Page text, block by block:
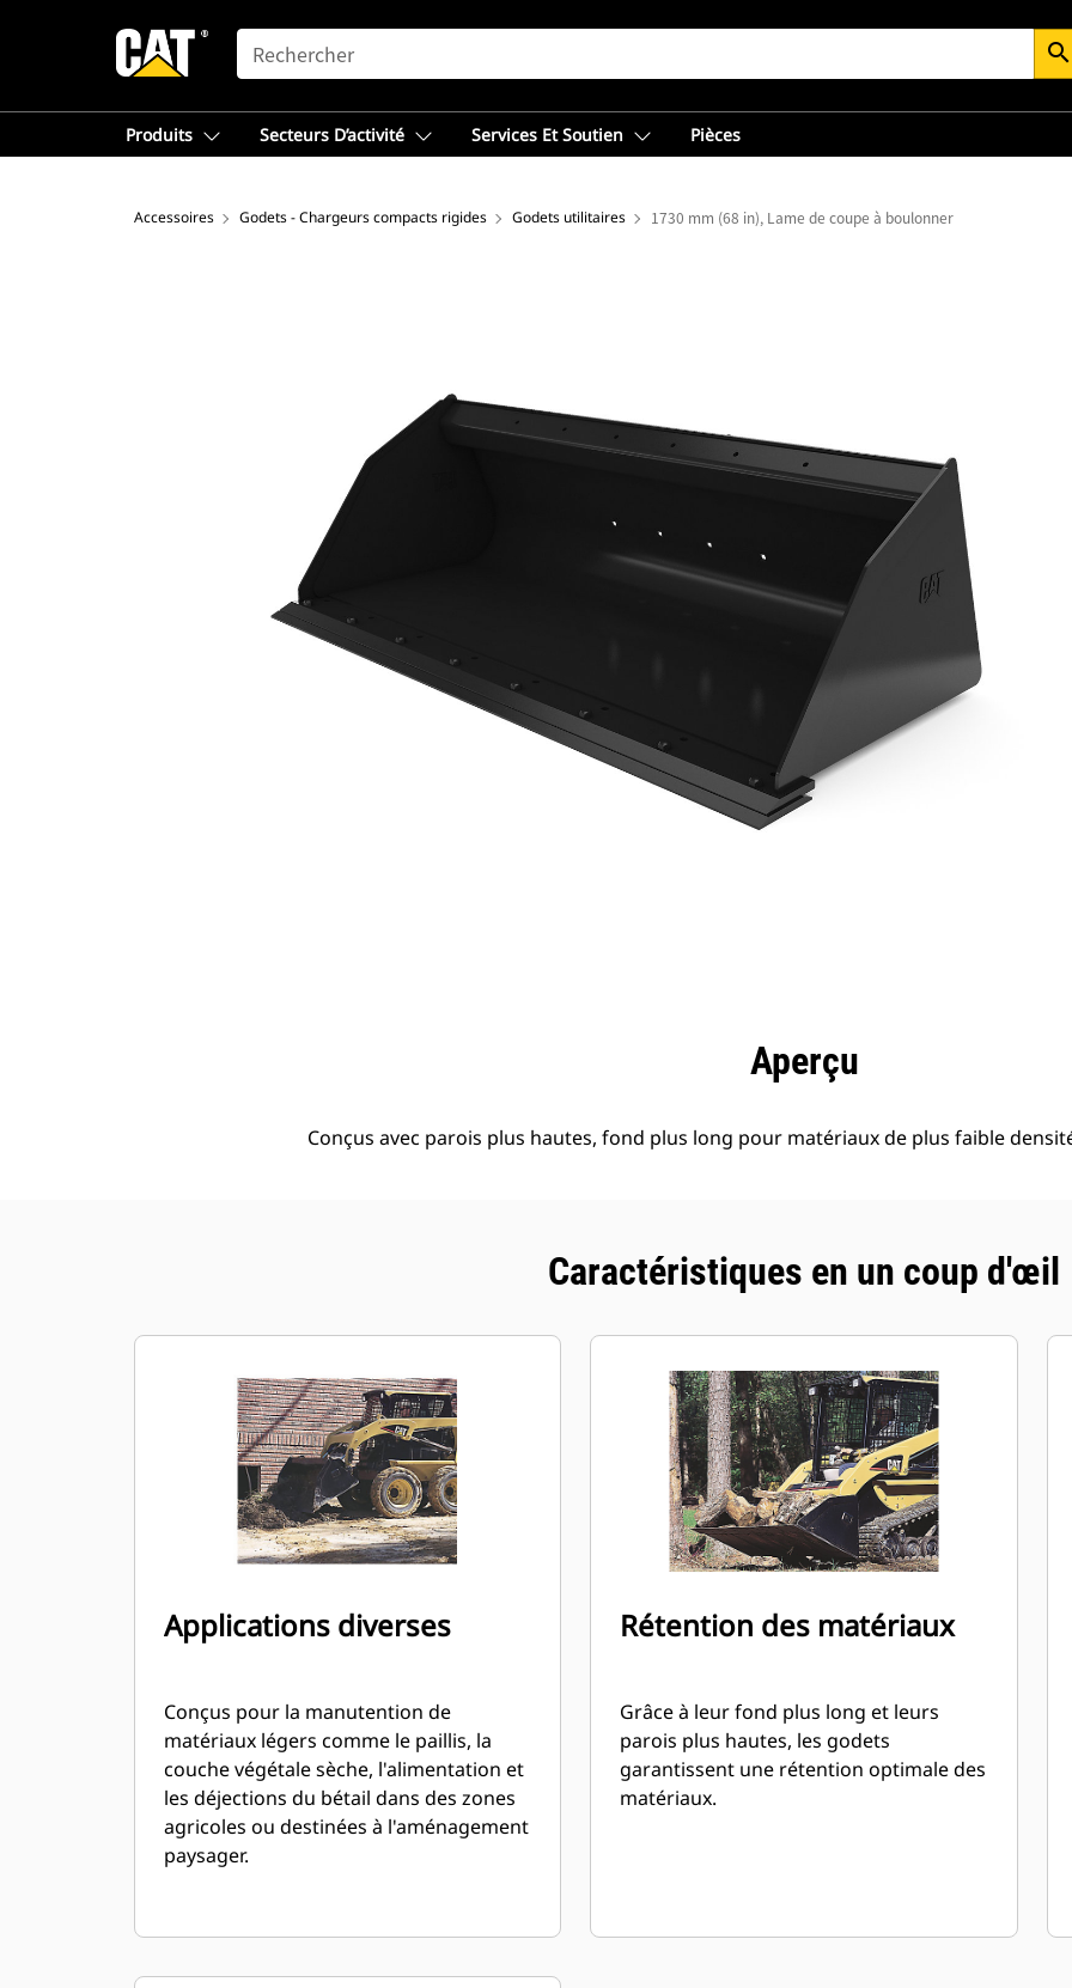
SEARCH search
Produits Secteurs D’activité Services Et Soutien Pièces
Accessoires Godets - Chargeurs compacts rigides Godets utilitaires 1730 mm (68 in), Lame de coupe à boulonner
Aperçu
Conçus avec parois plus hautes, fond plus long pour matériaux de plus faible
Caractéristiques en un coup d'œil
Applications diverses
Conçus pour la manutention de
matériaux légers comme le paillis, la
couche végétale sèche, l'alimentation et
les déjections du bétail dans des zones
agricoles ou destinées à l'aménagement
paysager.
Rétention des matériaux
Grâce à leur fond plus long et leurs
parois plus hautes, les godets
garantissent une rétention optimale des
matériaux.